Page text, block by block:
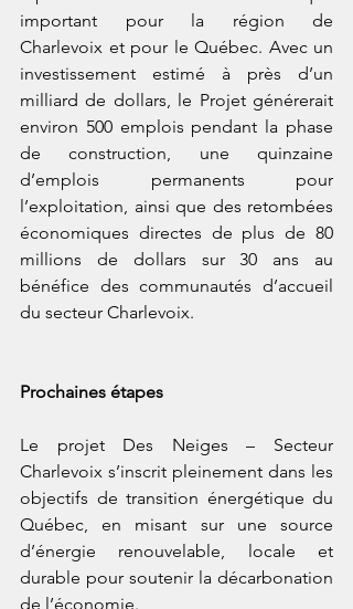
important pour la région de
Charlevoix et pour le Québec. Avec un
investissement estimé à près d’un
milliard de dollars, le Projet générerait
environ 500 emplois pendant la phase
de construction, une quinzaine
d’emplois permanents pour
l’exploitation, ainsi que des retombées
économiques directes de plus de 80
millions de dollars sur 30 ans au
bénéfice des communautés d’accueil
du secteur Charlevoix.
Prochaines étapes
Le projet Des Neiges – Secteur
Charlevoix s’inscrit pleinement dans les
objectifs de transition énergétique du
Québec, en misant sur une source
d’énergie renouvelable, locale et
durable pour soutenir la décarbonation
de l’économie.